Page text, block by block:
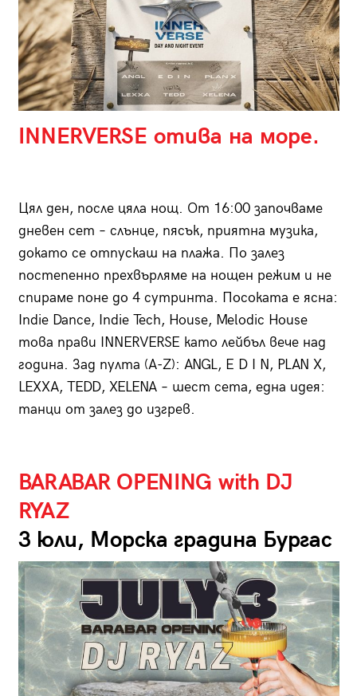
INNERVERSE отива на море.
Цял ден, после цяла нощ. От 16:00 започваме
дневен сет – слънце, пясък, приятна музика,
докато се отпускаш на плажа. По залез
постепенно прехвърляме на нощен режим и не
спираме поне до 4 сутринта. Посоката е ясна:
Indie Dance, Indie Tech, House, Melodic House
това прави INNERVERSE като лейбъл вече над
година. Зад пулта (A-Z): ANGL, E D I N, PLAN X,
LEXXA, TEDD, XELENA – шест сета, една идея:
танци от залез до изгрев.
BARABAR OPENING with DJ
RYAZ
3 юли, Морска градина Бургас